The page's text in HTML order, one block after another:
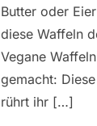
Butter oder
diese Waffeln
Vegane
gemacht:
rührt ihr […]